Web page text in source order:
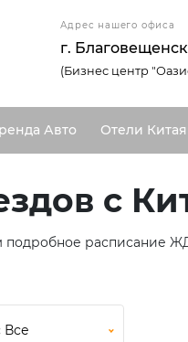
Адрес нашего офиса
г.
(Бизнес центр
Авто Отели Китая
с
расписание
Все